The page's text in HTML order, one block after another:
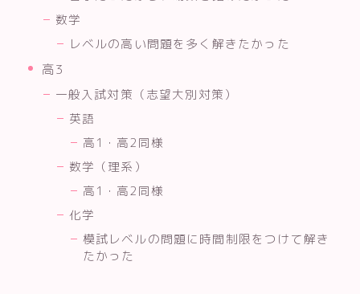
数学
レベルの高い問題を多く解きたかった
高3
一般入試対策（志望大別対策）
英語
高1・高2同様
数学（理系）
高1・高2同様
化学
模試レベルの問題に時間制限をつけて解き
たかった